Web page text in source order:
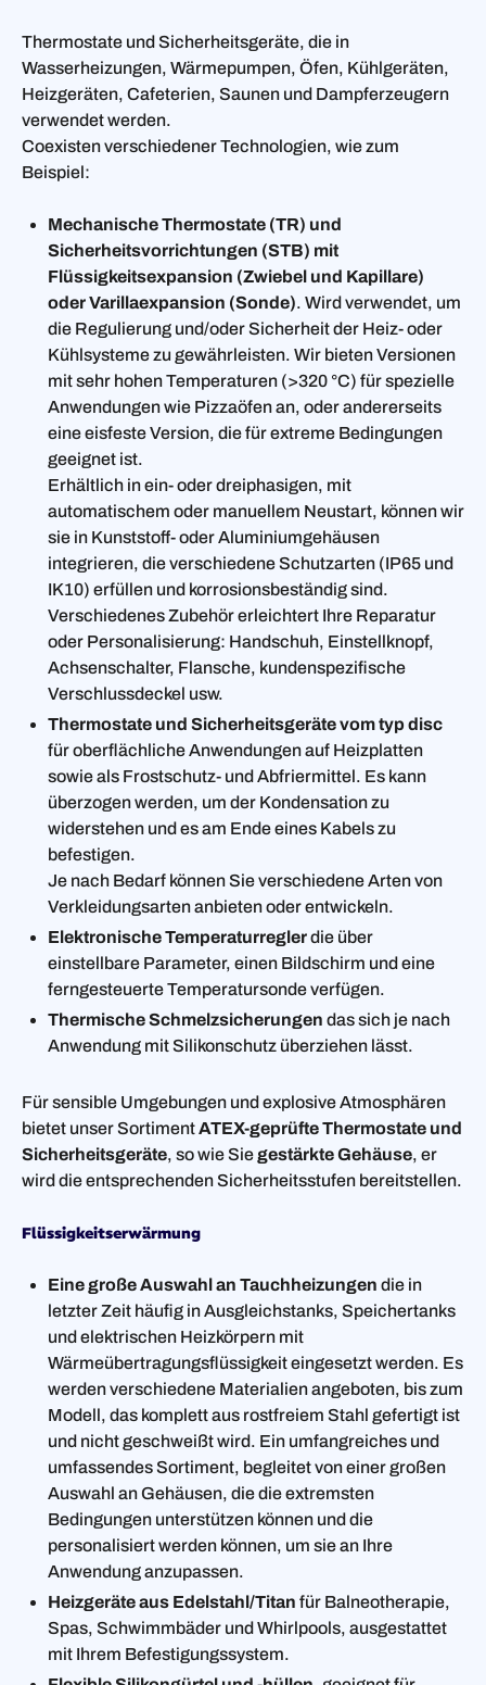
Thermostate und Sicherheitsgeräte, die in
Wasserheizungen, Wärmepumpen, Öfen, Kühlgeräten,
Heizgeräten, Cafeterien, Saunen und Dampferzeugern
verwendet werden.
Coexisten verschiedener Technologien, wie zum
Beispiel:
Mechanische Thermostate (TR) und
Sicherheitsvorrichtungen (STB) mit
Flüssigkeitsexpansion (Zwiebel und Kapillare)
oder Varillaexpansion (Sonde). Wird verwendet, um
die Regulierung und/oder Sicherheit der Heiz- oder
Kühlsysteme zu gewährleisten. Wir bieten Versionen
mit sehr hohen Temperaturen (>320 °C) für spezielle
Anwendungen wie Pizzaöfen an, oder andererseits
eine eisfeste Version, die für extreme Bedingungen
geeignet ist.
Erhältlich in ein- oder dreiphasigen, mit
automatischem oder manuellem Neustart, können wir
sie in Kunststoff- oder Aluminiumgehäusen
integrieren, die verschiedene Schutzarten (IP65 und
IK10) erfüllen und korrosionsbeständig sind.
Verschiedenes Zubehör erleichtert Ihre Reparatur
oder Personalisierung: Handschuh, Einstellknopf,
Achsenschalter, Flansche, kundenspezifische
Verschlussdeckel usw.
Thermostate und Sicherheitsgeräte vom typ disc
für oberflächliche Anwendungen auf Heizplatten
sowie als Frostschutz- und Abfriermittel. Es kann
überzogen werden, um der Kondensation zu
widerstehen und es am Ende eines Kabels zu
befestigen.
Je nach Bedarf können Sie verschiedene Arten von
Verkleidungsarten anbieten oder entwickeln.
Elektronische Temperaturreglerdie über
einstellbare Parameter, einen Bildschirm und eine
ferngesteuerte Temperatursonde verfügen.
Thermische Schmelzsicherungen das sich je nach
Anwendung mit Silikonschutz überziehen lässt.
Für sensible Umgebungen und explosive Atmosphären
bietet unser SortimentATEX-geprüfte Thermostate und
Sicherheitsgeräte, so wie Siegestärkte Gehäuse, er
wird die entsprechenden Sicherheitsstufen bereitstellen.
Flüssigkeitserwärmung
Eine große Auswahl an Tauchheizungen die in
letzter Zeit häufig in Ausgleichstanks, Speichertanks
und elektrischen Heizkörpern mit
Wärmeübertragungsflüssigkeit eingesetzt werden. Es
werden verschiedene Materialien angeboten, bis zum
Modell, das komplett aus rostfreiem Stahl gefertigt ist
und nicht geschweißt wird. Ein umfangreiches und
umfassendes Sortiment, begleitet von einer großen
Auswahl an Gehäusen, die die extremsten
Bedingungen unterstützen können und die
personalisiert werden können, um sie an Ihre
Anwendung anzupassen.
Heizgeräte aus Edelstahl/Titan für Balneotherapie,
Spas, Schwimmbäder und Whirlpools, ausgestattet
mit Ihrem Befestigungssystem.